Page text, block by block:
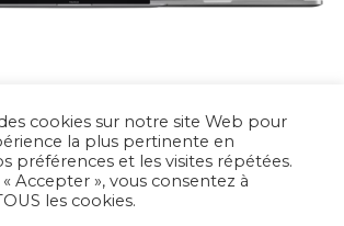
cookies sur notre site Web pour
la plus pertinente en
préférences et les visites répétées.
Accepter », vous consentez à
les cookies.